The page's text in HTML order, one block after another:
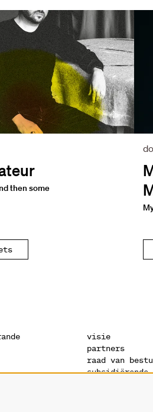
then some
visie
partners
raad van
subsidiërende